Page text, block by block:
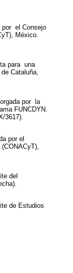
por el Consejo
México.
para una
Cataluña,
por la
FUNCDYN.
3617).
por el
del
de Estudios